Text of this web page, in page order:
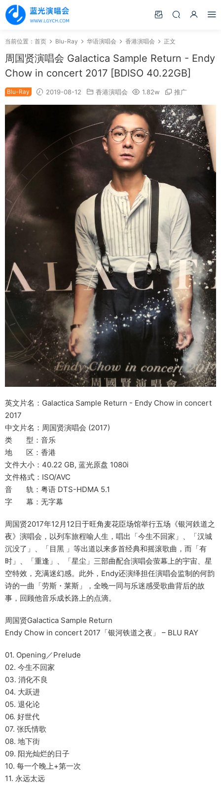
当前位置： 首页 Blu-Ray 华语演唱会 香港演唱会 正文
周国贤演唱会 Galactica Sample Return - Endy
Chow in concert 2017 [BDISO 40.22GB]
Blu-Ray 2019-08-12 香港演唱会 1.82w 推广
英文片名：Galactica Sample Return - Endy Chow in concert
2017
中文片名：周国贤演唱会 (2017)
类 型：音乐
地 区：香港
文件大小：40.22 GB, 蓝光原盘 1080i
文件格式：ISO/AVC
音 轨：粤语 DTS-HDMA 5.1
字 幕：无字幕
周国贤2017年12月12日于旺角麦花臣场馆举行五场《银河鉄道之
夜》演唱会，以列车旅程喻人生，唱出「今生不回家」、「汉城
沉没了」、「目黑 」等出道以来多首经典和摇滚歌曲，而「有
时」、「重逢」、「星尘」三部曲配合演唱会萤幕上的宇宙、星
空特效，充满迷幻感。此外，Endy还演绎担任演唱会监制的何韵
诗的一曲「劳斯・莱斯」，全晚一同与乐迷感受歌曲背后的故
事，回顾他音乐成长路上的点滴。
周国贤Galactica Sample Return
Endy Chow in concert 2017「银河铁道之夜」 – BLU RAY
01. Opening／Prelude
02. 今生不回家
03. 消化不良
04. 大跃进
05. 退化论
06. 好世代
07. 张氏情歌
08. 地下街
09. 阳光灿烂的日子
10. 每一个晚上+第一次
11. 永远太远